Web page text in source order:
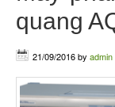
quang
21/09/2016by admin